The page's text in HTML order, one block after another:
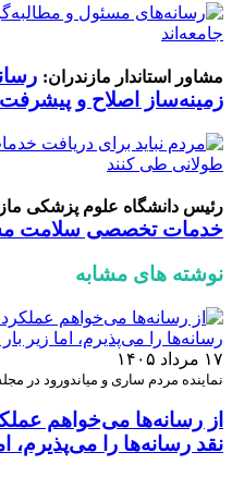
مشاور استاندار مازندران:
زمینه‌ساز اصلاح و پیشرفت
رئیس دانشگاه علوم پزشکی
خدمات تخصصی سلامت
نوشته های مشابه
۱۷ مرداد ۱۴۰۵
نماینده مردم ساری و میاندورود در
از رسانه‌ها می‌خواهم
نقد رسانه‌ها را می‌پذیرم،